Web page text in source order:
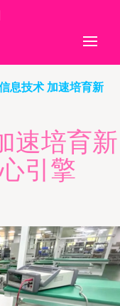
息技术 加速培育新
速培育新
引擎